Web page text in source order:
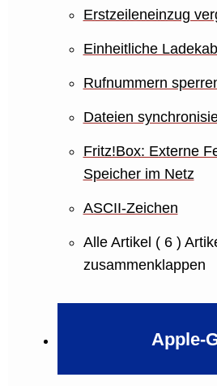
Erstzeileneinzug
Einheitliche
Rufnummern
Dateien
Fritz!Box: Externe
Speicher im Netz
ASCII-Zeichen
Alle Artikel ( 6 )
zusammenklappen
Apple-